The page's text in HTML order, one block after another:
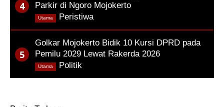
Parkir di Ngoro Mojokerto
Peristiwa,
Utama
Golkar Mojokerto Bidik 10 Kursi DPRD pada
Pemilu 2029 Lewat Rakerda 2026
Politik
Utama